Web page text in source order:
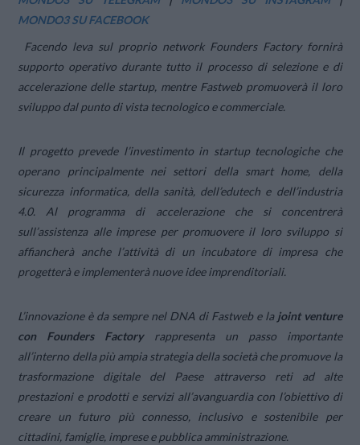
MONDO3 SU FACEBOOK
Facendo leva sul proprio network Founders Factory fornirà
supporto operativo durante tutto il processo di selezione e di
accelerazione delle startup, mentre Fastweb promuoverà il loro
sviluppo dal punto di vista tecnologico e commerciale.
Il progetto prevede l’investimento in startup tecnologiche che
operano principalmente nei settori della smart home, della
sicurezza informatica, della sanità, dell’edutech e dell’industria
4.0. Al programma di accelerazione che si concentrerà
sull’assistenza alle imprese per promuovere il loro sviluppo si
affiancherà anche l’attività di un incubatore di impresa che
progetterà e implementerà nuove idee imprenditoriali.
L’innovazione è da sempre nel DNA di Fastweb e lajoint venture
con Founders Factoryrappresenta un passo importante
all’interno della più ampia strategia della società che promuove la
trasformazione digitale del Paese attraverso reti ad alte
prestazioni e prodotti e servizi all’avanguardia con l’obiettivo di
creare un futuro più connesso, inclusivo e sostenibile per
cittadini, famiglie, imprese e pubblica amministrazione.